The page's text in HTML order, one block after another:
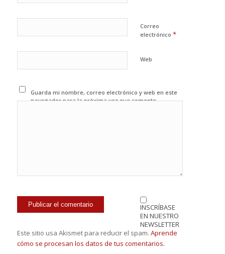
Correo
electrónico *
Web
Guarda mi nombre, correo electrónico y web en este
navegador para la próxima vez que comente.
INSCRÍBASE
EN NUESTRO
NEWSLETTER
Este sitio usa Akismet para reducir el spam. Aprende
cómo se procesan los datos de tus comentarios.